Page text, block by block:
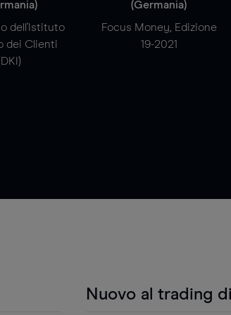
dell'Istituto
dei Clienti
(Germania)
Focus Money, Edizione
19-2021
Nuovo al trading